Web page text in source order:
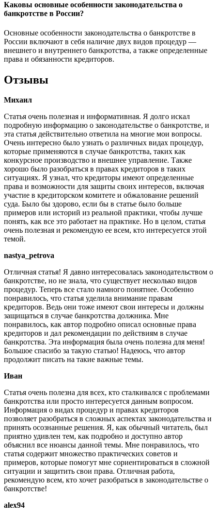
Каковы основные особенности законодательства о
банкротстве в России?
Основные особенности законодательства о банкротстве в
России включают в себя наличие двух видов процедур —
внешнего и внутреннего банкротства, а также определенные
права и обязанности кредиторов.
Отзывы
Михаил
Статья очень полезная и информативная. Я долго искал
подробную информацию о законодательстве о банкротстве, и
эта статья действительно ответила на многие мои вопросы.
Очень интересно было узнать о различных видах процедур,
которые применяются в случае банкротства, таких как
конкурсное производство и внешнее управление. Также
хорошо было разобраться в правах кредиторов в таких
ситуациях. Я узнал, что кредиторы имеют определенные
права и возможности для защиты своих интересов, включая
участие в кредиторском комитете и обжалование решений
суда. Было бы здорово, если бы в статье было больше
примеров или историй из реальной практики, чтобы лучше
понять, как все это работает на практике. Но в целом, статья
очень полезная и рекомендую ее всем, кто интересуется этой
темой.
nastya_petrova
Отличная статья! Я давно интересовалась законодательством о
банкротстве, но не знала, что существует несколько видов
процедур. Теперь все стало намного понятнее. Особенно
понравилось, что статья уделила внимание правам
кредиторов. Ведь они тоже имеют свои интересы и должны
защищаться в случае банкротства должника. Мне
понравилось, как автор подробно описал основные права
кредиторов и дал рекомендации по действиям в случае
банкротства. Эта информация была очень полезна для меня!
Большое спасибо за такую статью! Надеюсь, что автор
продолжит писать на такие важные темы.
Иван
Статья очень полезна для всех, кто сталкивался с проблемами
банкротства или просто интересуется данным вопросом.
Информация о видах процедур и правах кредиторов
позволяет разобраться в сложных аспектах законодательства и
принять осознанные решения. Я, как обычный читатель, был
приятно удивлен тем, как подробно и доступно автор
объяснил все нюансы данной темы. Мне понравилось, что
статья содержит множество практических советов и
примеров, которые помогут мне сориентироваться в сложной
ситуации и защитить свои права. Отличная работа,
рекомендую всем, кто хочет разобраться в законодательстве о
банкротстве!
alex94